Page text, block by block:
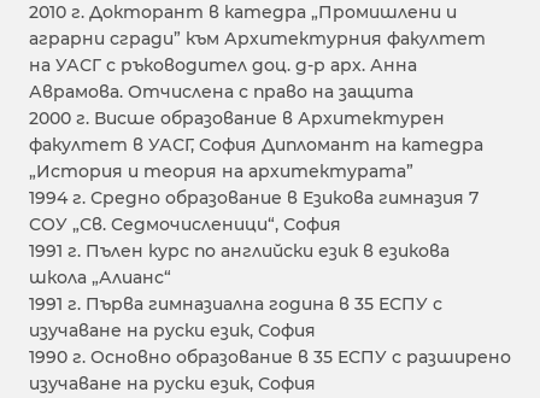
2010 г. Докторант в катедра „Промишлени и
аграрни сгради” към Архитектурния факултет
на УАСГ с ръководител доц. д-р арх. Анна
Аврамова. Отчислена с право на защита
2000 г. Висше образование в Архитектурен
факултет в УАСГ, София Дипломант на катедра
„История и теория на архитектурата”
1994 г. Средно образование в Езикова гимназия 7
СОУ „Св. Седмочисленици“, София
1991 г. Пълен курс по английски език в езикова
школа „Алианс“
1991 г. Първа гимназиална година в 35 ЕСПУ с
изучаване на руски език, София
1990 г. Основно образование в 35 ЕСПУ с разширено
изучаване на руски език, София